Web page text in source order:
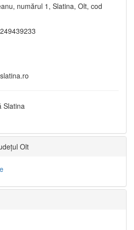
numărul 1, Slatina, Olt, cod
Slatina
Olt